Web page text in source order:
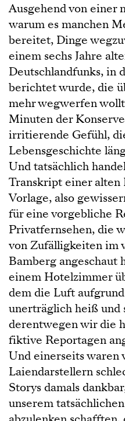
Ausgehend von einer
warum es manchen
bereitet, Dinge
einem sechs Jahre
Deutschlandfunks, in
berichtet wurde, die
mehr wegwerfen
Minuten der
irritierende Gefühl,
Lebensgeschichte
Und tatsächlich
Transkript einer alten
Vorlage, also
für eine vorgebliche
Privatfernsehen, die
von Zufälligkeiten im
Bamberg angeschaut
einem Hotelzimmer
dem die Luft
unerträglich heiß und
derentwegen wir die
fiktive Reportagen
Und einerseits waren
Laiendarstellern
Storys damals
unserem